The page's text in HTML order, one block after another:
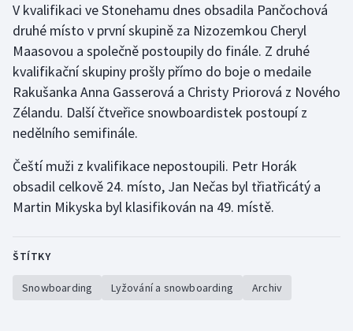
Futsal
Golf
Gymnastika
Házená
Jezdectví
Judo
Krasobruslení
Lezení
V kvalifikaci ve Stonehamu dnes obsadila Pančochová
druhé místo v první skupině za Nizozemkou Cheryl
Maasovou a společně postoupily do finále. Z druhé
kvalifikační skupiny prošly přímo do boje o medaile
Rakušanka Anna Gasserová a Christy Priorová z Nového
Zélandu. Další čtveřice snowboardistek postoupí z
nedělního semifinále.
Čeští muži z kvalifikace nepostoupili. Petr Horák
obsadil celkově 24. místo, Jan Nečas byl třiatřicátý a
Martin Mikyska byl klasifikován na 49. místě.
ŠTÍTKY
Snowboarding Lyžování a snowboarding Archiv